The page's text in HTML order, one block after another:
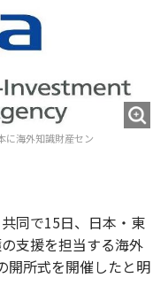
に海外知識財産セン
同で15日、日本・東
支援を担当する海外
開所式を開催したと明